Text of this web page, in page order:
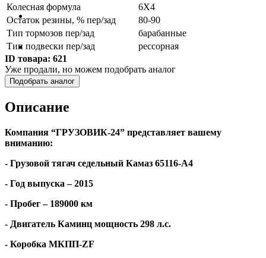
Спецтехника
Колесная формула
6Х4
Остаток резины, % пер/зад
80-90
Тип тормозов пер/зад
барабанные
Тип подвески пер/зад
рессорная
ID товара: 621
Уже продали, но можем подобрать аналог
Подобрать аналог
Описание
Компания “ГРУЗОВИК-24” представляет вашему
вниманию:
- Грузовой тягач седельный Камаз 65116-А4
- Год выпуска – 2015
- Пробег – 189000 км
- Двигатель Каминц мощность 298 л.с.
- Коробка МКПП-ZF